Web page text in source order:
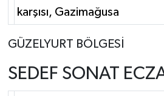
karşısı, Gazimağusa
GÜZELYURT BÖLGESİ
SEDEF SONAT